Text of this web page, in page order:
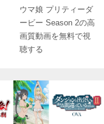
ウマ娘 プリティーダ
ービー Season 2の高
画質動画を無料で視
聴する